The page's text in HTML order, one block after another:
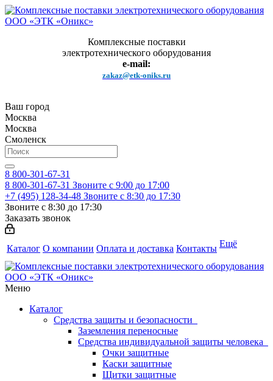
Комплексные поставки
электротехнического оборудования
e-mail:
zakaz@etk-oniks.ru
Ваш город
Москва
Москва
Смоленск
8 800-301-67-31
8 800-301-67-31 Звоните с 9:00 до 17:00
+7 (495) 128-34-48 Звоните с 8:30 до 17:30
Звоните с 8:30 до 17:30
Заказать звонок
Каталог О компании Оплата и доставка Контакты Ещё
Меню
Каталог
Средства защиты и безопасности
Заземления переносные
Средства индивидуальной защиты человека
Очки защитные
Каски защитные
Щитки защитные